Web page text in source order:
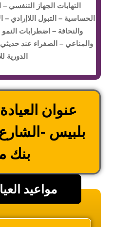
التهابات الجهاز التنفسي
الحساسية – التبول اللاإرادي –
والنحافة – اضطرابات
والمناعي – الصفراء عند حديثي
الدورية
عنوان
بلبيس -الشارع
بنك
مواعيد